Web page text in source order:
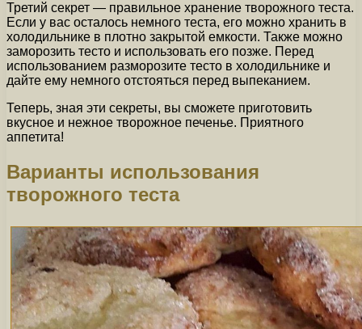
Третий секрет — правильное хранение творожного теста.
Если у вас осталось немного теста, его можно хранить в
холодильнике в плотно закрытой емкости. Также можно
заморозить тесто и использовать его позже. Перед
использованием разморозите тесто в холодильнике и
дайте ему немного отстояться перед выпеканием.
Теперь, зная эти секреты, вы сможете приготовить
вкусное и нежное творожное печенье. Приятного
аппетита!
Варианты использования
творожного теста